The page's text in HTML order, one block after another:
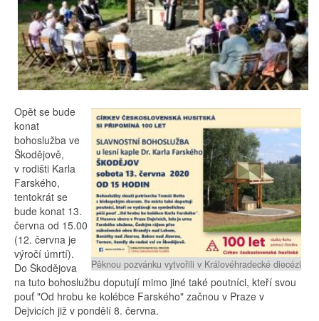
Pěknou pozvánku vytvořili v Královéhradecké diecézi
Opět se bude
konat
bohoslužba ve
Škodějově,
v rodišti Karla
Farského,
tentokrát se
bude konat 13.
června od 15.00
(12. června je
výročí úmrtí).
Do Škodějova
na tuto bohoslužbu doputují mimo jiné také poutníci, kteří svou
pouť "Od hrobu ke kolébce Farského" začnou v Praze v
Dejvicích již v pondělí 8. června.